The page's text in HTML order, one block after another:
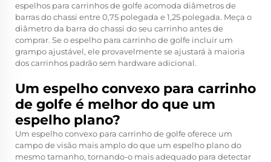
espelhos para carrinhos de golfe acomoda diâmetros de
barras do chassi entre 0,75 polegada e 1,25 polegada. Meça o
diâmetro da barra do chassi do seu carrinho antes de
comprar. Se o espelho para carrinho de golfe incluir um
grampo ajustável, ele provavelmente se ajustará à maioria
dos carrinhos padrão sem hardware adicional.
Um espelho convexo para carrinho
de golfe é melhor do que um
espelho plano?
Um espelho convexo para carrinho de golfe oferece um
campo de visão mais amplo do que um espelho plano do
mesmo tamanho, tornando-o mais adequado para detectar